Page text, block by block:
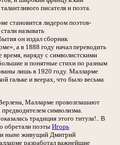
писателя и поэта.
становится лидером поэтов-
называть
он издал сборник
а в 1888 году начал переводить
наряду с символистскими
и понятные стихи по разным
лишь в 1920 году. Малларме
гальке и веерах, что было весьма
Mалларме провозглашают
символизма.
традиция этого титула!.. В
обретали поэты Игорь
и ныне живущий Дмитрий
разработал важнейшие